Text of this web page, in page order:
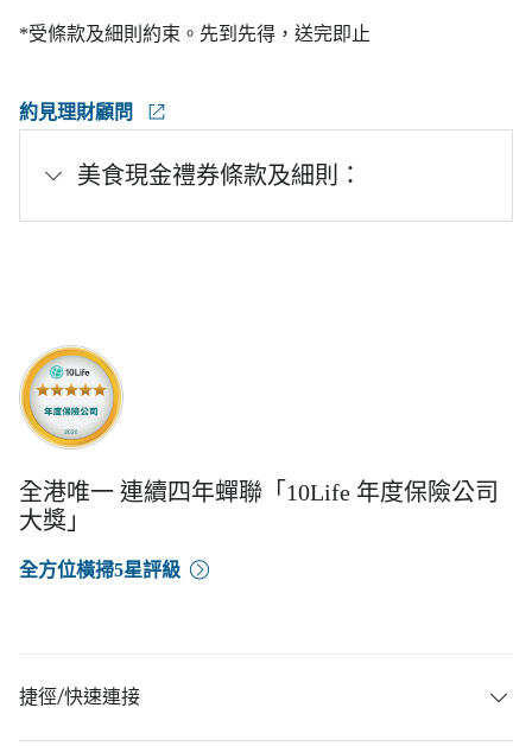
*受條款及細則約束。先到先得，送完即止
約見理財顧問
美食現金禮券條款及細則：
全港唯一 連續四年蟬聯「10Life 年度保險公司
大獎」
全方位橫掃5星評級
捷徑/快速連接